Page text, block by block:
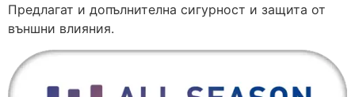
Предлагат и допълнителна сигурност и защита от
външни влияния.